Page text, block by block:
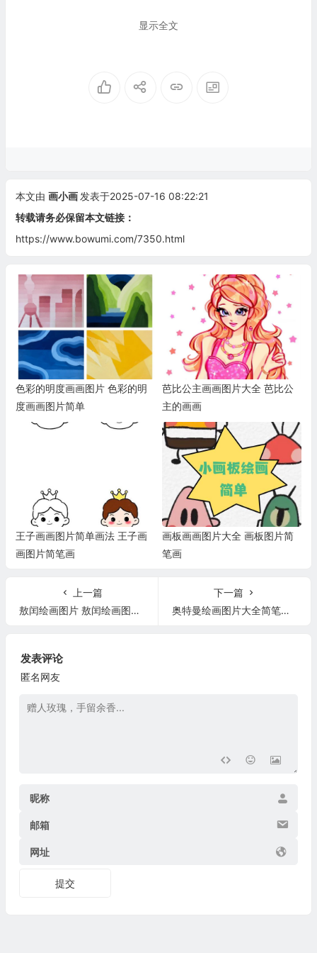
显示全文
本文由 画小画 发表于2025-07-16 08:22:21
转载请务必保留本文链接：
https://www.bowumi.com/7350.html
色彩的明度画画图片 色彩的明
度画画图片简单
芭比公主画画图片大全 芭比公
主的画画
王子画画图片简单画法 王子画
画图片简笔画
画板画画图片大全 画板图片简
笔画
上一篇
敖闰绘画图片 敖闰绘画图片原版
下一篇
奥特曼绘画图片大全简笔画 100个奥特曼简笔画
发表评论
匿名网友
昵称
邮箱
网址
提交